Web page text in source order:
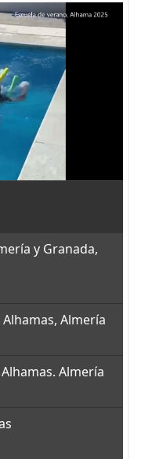
y Granada,
Almería
Almería